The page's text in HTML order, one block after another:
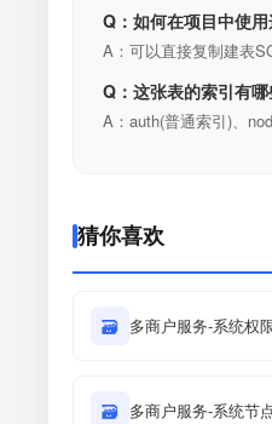
Q：如何在项目中使用
A：可以直接复制建表
Q：这张表的索引有哪
A：auth(普通索引)、
猜你喜欢
🗃 多商户服务-系统权
🗃 多商户服务-系统节